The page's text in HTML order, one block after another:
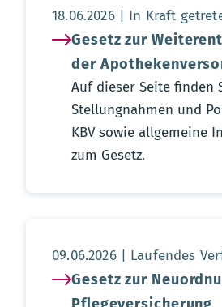
Aktualisierungsdatum:
18.06.2026 In Kraft
Gesetz zur
der
Auf dieser Seite finden
Stellungnahmen und
KBV sowie allgemeine
zum Gesetz.
Aktualisierungsdatum:
09.06.2026 Laufendes
Gesetz zur